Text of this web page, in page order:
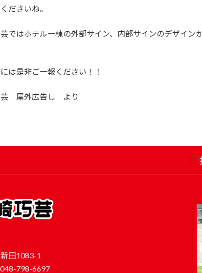
ださいね。
ではホテル一棟の外部サイン、内部サインのデザイン
は是非ご一報ください！！
芸 屋外広告し より
田1083-1
798-6697